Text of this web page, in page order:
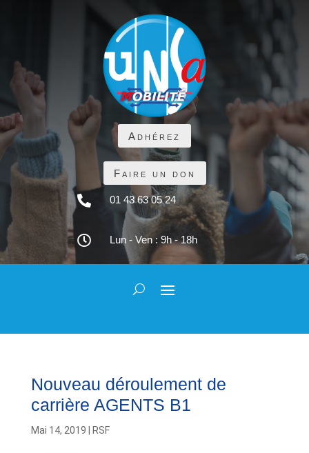
Adhérez
Faire un don
 01 43 63 05 24
 Lun - Ven : 9h - 18h
Nouveau déroulement de
carrière AGENTS B1
Mai 14, 2019 RSF